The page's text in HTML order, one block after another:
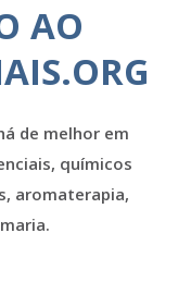
AO
de melhor em
químicos
aromaterapia,